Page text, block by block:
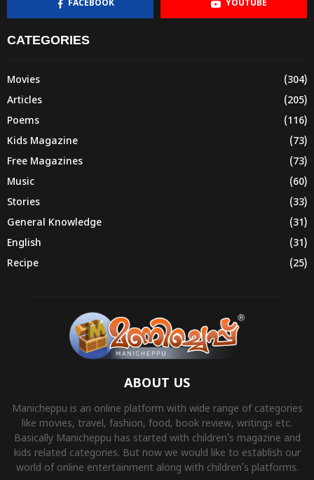
FACEBOOK YOUTUBE
CATEGORIES
Movies
(304)
Articles
(205)
Poems
(116)
Kids Magazine
(73)
Free Magazines
(73)
Music
(60)
Stories
(33)
General Knowledge
(31)
English
(31)
Recipe
(25)
ABOUT US
Manicheppu is an online platform with wide range of categories
like movies, travel, fashion, food, book review, writings etc.
Basically Manicheppu has started with children’s magazine and
kids related categories. But now we would like to establish our
world of online entertainment along with children’s platforms.